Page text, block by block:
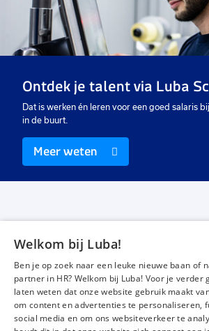
Ontdek je talent via Luba
Dat is werken én leren voor een goed salaris
in de buurt.
Meer weten
Werken bij Luba
Voor
Mijn Luba
Contact
Welkom bij Luba!
Ben je op zoek naar een leuke nieuwe baan of
partner in HR? Welkom bij Luba! Voor je verder
laten weten dat onze website gebruik maakt
om content en advertenties te personaliseren,
social media en om ons websiteverkeer te